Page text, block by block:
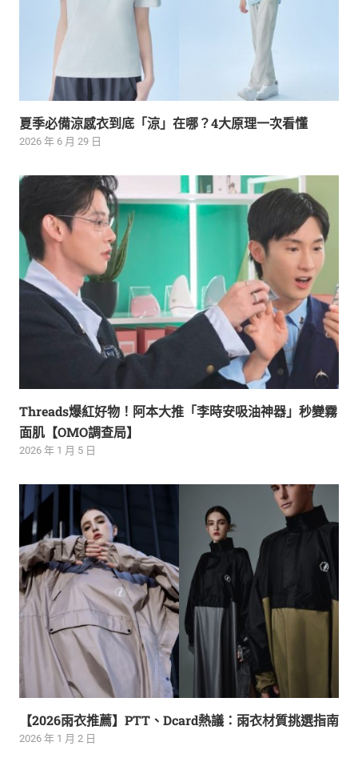
夏季必備涼感衣到底「涼」在哪？4大原理一次看懂
2026 年 6 月 29 日
Threads爆紅好物！阿本大推「李時安吸油神器」秒變霧
面肌【OMO調查局】
2026 年 1 月 5 日
【2026雨衣推薦】PTT、Dcard熱議：雨衣材質挑選指南
2026 年 1 月 2 日